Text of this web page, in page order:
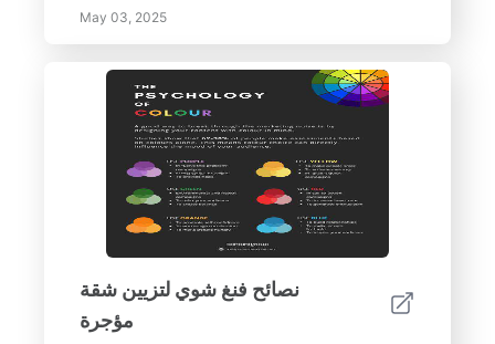
May 03, 2025
نصائح فنغ شوي لتزيين شقة
مؤجرة